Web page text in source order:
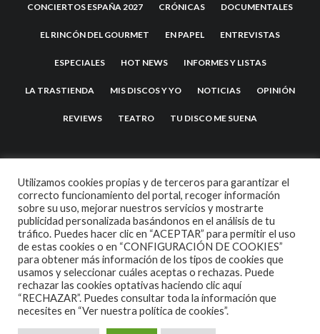
CONCIERTOS ESPAÑA 2027 CRÓNICAS DOCUMENTALES
EL RINCÓN DEL GOURMET EN PAPEL ENTREVISTAS
ESPECIALES HOT NEWS INFORMES Y LISTAS
LA TRASTIENDA MIS DISCOS Y YO NOTICIAS OPINIÓN
REVIEWS TEATRO TU DISCO ME SUENA
2007 COPYRIGHT -CODETIPITHEME
Utilizamos cookies propias y de terceros para garantizar el
correcto funcionamiento del portal, recoger información
sobre su uso, mejorar nuestros servicios y mostrarte
publicidad personalizada basándonos en el análisis de tu
tráfico. Puedes hacer clic en “ACEPTAR” para permitir el uso
de estas cookies o en “CONFIGURACIÓN DE COOKIES”
para obtener más información de los tipos de cookies que
usamos y seleccionar cuáles aceptas o rechazas. Puede
rechazar las cookies optativas haciendo clic aquí
“RECHAZAR”. Puedes consultar toda la información que
necesites en “Ver nuestra política de cookies”.